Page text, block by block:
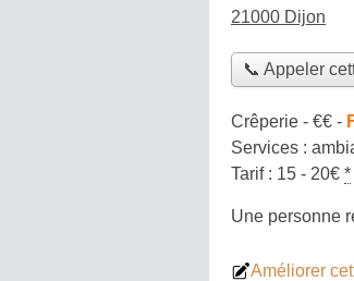
21000 Dijon
📞 Appeler
Crêperie - €€ -
Services :
Tarif : 15 - 20€ *
Une personne
Améliorer